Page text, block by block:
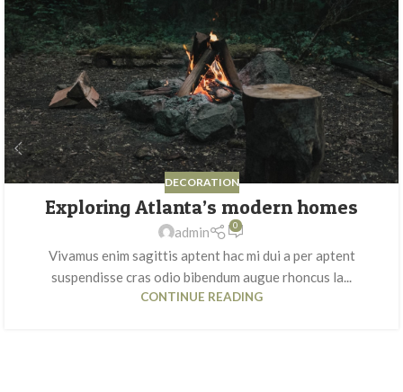
DECORATION
Exploring Atlanta’s modern homes
admin 0
Vivamus enim sagittis aptent hac mi dui a per aptent
suspendisse cras odio bibendum augue rhoncus la...
CONTINUE READING